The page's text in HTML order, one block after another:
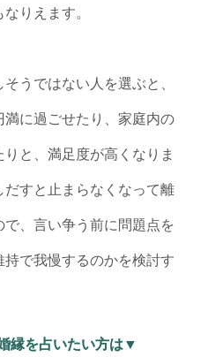
りえます。
うではない人を選ぶと、
に過ごせたり、家庭内の
と、満足度が高くなりま
すと止まらなくなって離
、言い争う前に問題点を
で我慢するのかを検討す
縁を占いたい方は▼